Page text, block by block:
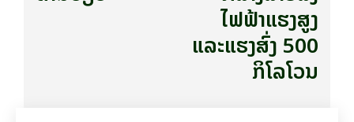
ໄຟຟ້າແຮງສູງ
ແລະແຮງສົ່ງ 500
ກິໂລໂວນ